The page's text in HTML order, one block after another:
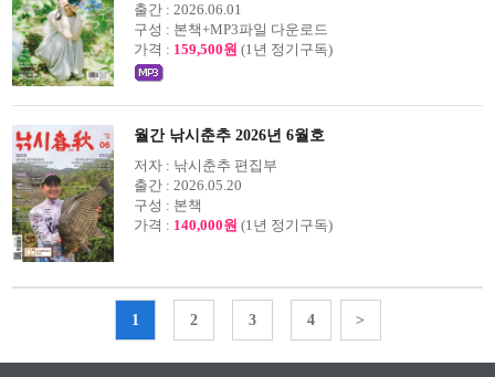
출간 : 2026.06.01
구성 : 본책+MP3파일 다운로드
가격 : 159,500원 (1년 정기구독)
월간 낚시춘추 2026년 6월호
저자 : 낚시춘추 편집부
출간 : 2026.05.20
구성 : 본책
가격 : 140,000원 (1년 정기구독)
1 2 3 4 >